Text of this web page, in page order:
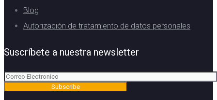
Blog
Autorización de tratamiento de datos personales
Suscríbete a nuestra newsletter